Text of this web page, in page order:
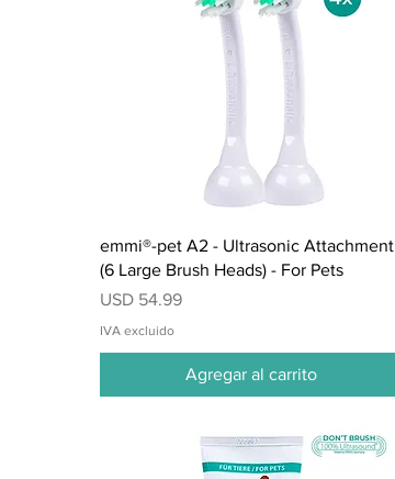
Vista rápida
emmi®-pet A2 - Ultrasonic Attachment
(6 Large Brush Heads) - For Pets
Precio
USD 54.99
IVA excluido
Agregar al carrito